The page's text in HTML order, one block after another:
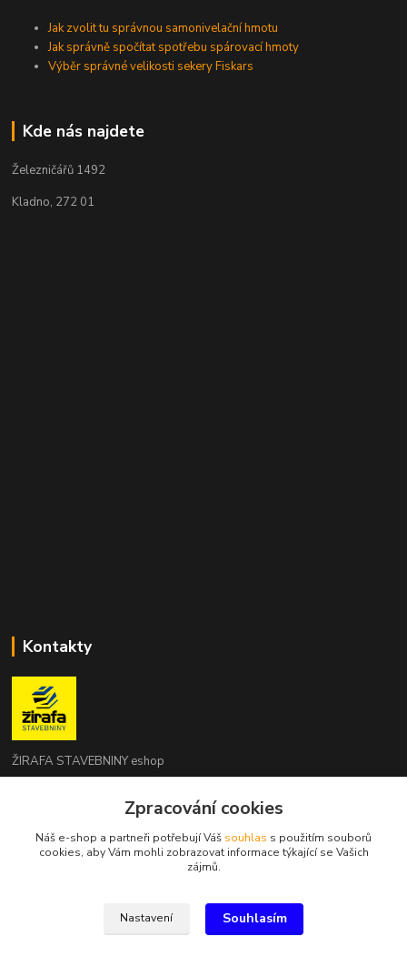
Jak zvolit tu správnou samonivelační hmotu
Jak správně spočítat spotřebu spárovací hmoty
Výběr správné velikosti sekery Fiskars
Kde nás najdete
Železničářů 1492
Kladno, 272 01
Kontakty
ŽIRAFA STAVEBNINY eshop
+420 312 685 342
kladno@zirafa-stavebniny.cz
Zpracování cookies
Náš e-shop a partneři potřebují Váš souhlas s použitím souborů
cookies, aby Vám mohli zobrazovat informace týkající se Vašich
zájmů.
Nastavení Souhlasím